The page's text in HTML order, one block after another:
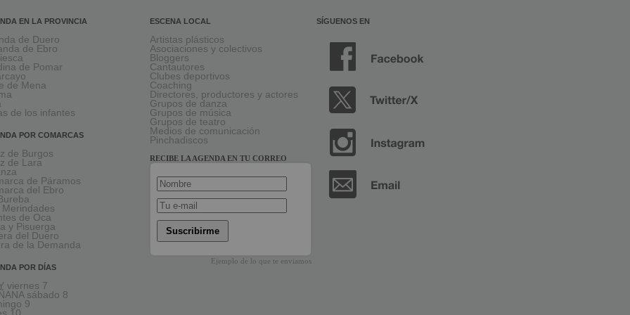
EN LA PROVINCIA
de Duero
de Ebro
de Pomar
de Mena
de los infantes
POR COMARCAS
de Burgos
de Lara
de Páramos
del Ebro
Merindades
de Oca
y Pisuerga
del Duero
de la Demanda
POR DÍAS
viernes 7
sábado 8
9
ESCENA LOCAL
Artistas plásticos
Asociaciones y colectivos
Bloggers
Cantautores
Clubes deportivos
Coaching
Directores, productores y actores
Grupos de danza
Grupos de música
Grupos de teatro
Medios de comunicación
Pinchadiscos
RECIBE LA AGENDA EN TU CORREO
Suscribirme
Ejemplo de lo que te enviamos
SÍGUENOS EN